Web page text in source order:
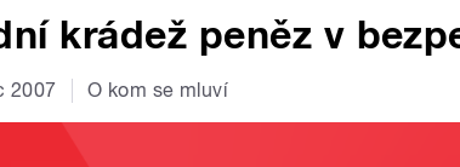
krádež peněz v
2007 O kom se mluví